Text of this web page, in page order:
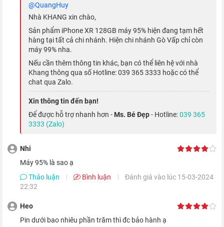
chân thực. Đây là màn hình LCD đẹp nhất thế giới smartphone
với 6 tấm cảm biến đèn nền dưới màn hình, tự động điều chỉnh
cân bằng trắng thông minh để thay đổi nhiệt độ màu dựa theo
môi trường, giúp bạn luôn được tận hưởng màn hình đẹp và dễ
chịu cho mắt.
Camera với hiệu ứng bokeh cực đẹp
Camera chính trên iPhone XR có độ phân giải 12MP, khẩu độ
f/1.8, lấy nét nhanh gấp đôi, chụp đêm sắc nét và có khả năng
HDR, chụp đẹp trong mọi điều kiện ánh sáng nhờ khả năng bù
trừ sáng hoàn hảo.
@QuangHuy
Nhà KHANG xin chào,
Sản phẩm iPhone XR 128GB máy 95% hiện đang tạm hết
hàng tại tất cả chi nhánh. Hiện chi nhánh Gò Vấp chỉ còn
máy 99% nha.
Nếu cần thêm thông tin khác, bạn có thể liên hệ với nhà
Khang thông qua số Hotline: 039 365 3333 hoặc có thể
chat qua Zalo.
Xin thông tin đến bạn!
Để được hỗ trợ nhanh hơn - Ms. Bé Đẹp- Hotline:039 365
3333 (Zalo)
Nhi
Máy 95% là sao ạ
Thảo luận
Bình luận
Đánh giá vào lúc 15-03-2024
22:32
Heo
Pin dưới bao nhiêu phần trăm thì đc bảo hành ạ